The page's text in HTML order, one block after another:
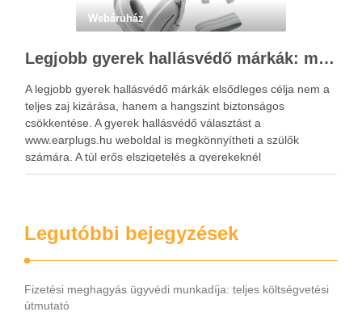
Webáruház
Legjobb gyerek hallásvédő márkák: mire figyeljenek a szülők választáskor?
A legjobb gyerek hallásvédő márkák elsődleges célja nem a
teljes zaj kizárása, hanem a hangszint biztonságos
csökkentése. A gyerek hallásvédő választást a
www.earplugs.hu weboldal is megkönnyítheti a szülők
számára. A túl erős elszigetelés a gyerekeknél
kényelmetlenséget, félelmet vagy dezorientáltságot is
Legutóbbi bejegyzések
Fizetési meghagyás ügyvédi munkadíja: teljes költségvetési
útmutató